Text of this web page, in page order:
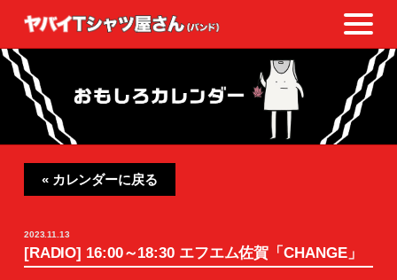
« カレンダーに戻る
2023.11.13
[RADIO] 16:00～18:30 エフエム佐賀「CHANGE」